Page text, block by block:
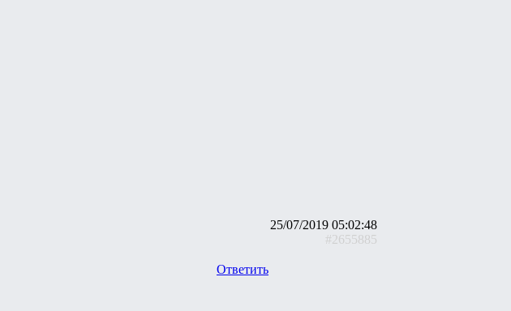
25/07/2019 05:02:48
#2655885
Ответить